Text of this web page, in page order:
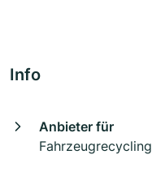
Info
Anbieter für
Fahrzeugrecycling